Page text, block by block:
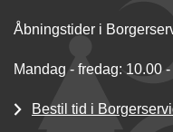
Åbningstider i
Mandag - fredag: 10.00
Bestil tid i